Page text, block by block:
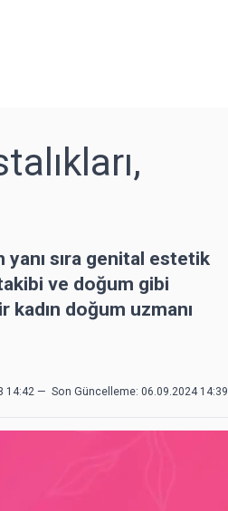
yanı sıra genital estetik
ve doğum gibi
kadın doğum uzmanı
14:42 — Son Güncelleme: 06.09.2024 14:39